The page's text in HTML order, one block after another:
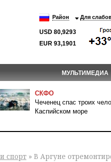
Район Для
USD 80,9293
EUR 93,1901
МУЛЬТИМЕДИА
СКФО
Чеченец спас троих
Каспийском море
спорт » В Аргуне